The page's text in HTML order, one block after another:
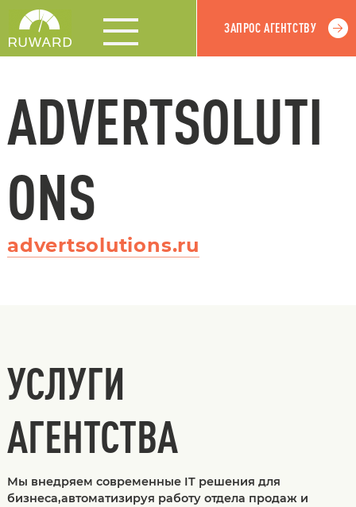
ЗАПРОС АГЕНТСТВУ
ADVERTSOLUTI
ONS
advertsolutions.ru
УСЛУГИ
АГЕНТСТВА
Мы внедряем современные IT решения для
бизнеса,автоматизируя работу отдела продаж и